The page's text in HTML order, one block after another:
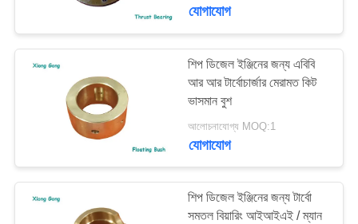
সাইট
PRIVACY
POLICYমিতসুবিশি এমইটি টার্বোচার্জার
যোগাযোগ
শিপ ডিজেল ইঞ্জিনের জন্য এবিবি
আর আর টার্বোচার্জার মেরামত কিট
ভাসমান বুশ
আলোচনাযোগ্য MOQ:1
যোগাযোগ
শিপ ডিজেল ইঞ্জিনের জন্য টার্বো
সমতল বিয়ারিং আইআইএই / ম্যান